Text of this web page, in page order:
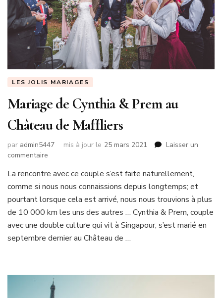
LES JOLIS MARIAGES
Mariage de Cynthia & Prem au
Château de Maffliers
par admin5447 mis à jour le 25 mars 2021
Laisser un
commentaire
de
Cynthia
&
Prem
au
Château
de
La rencontre avec ce couple s’est faite naturellement,
comme si nous nous connaissions depuis longtemps; et
pourtant lorsque cela est arrivé, nous nous trouvions à plus
de 10 000 km les uns des autres … Cynthia & Prem, couple
avec une double culture qui vit à Singapour, s’est marié en
septembre dernier au Château de …